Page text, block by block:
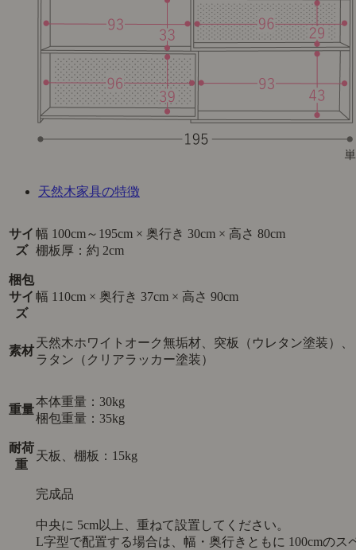
天然木家具の特徴
サイ
ズ
幅 100cm～195cm × 奥行き 30cm × 高さ 80cm
棚板厚：約 2cm
梱包
サイ
ズ
幅 110cm × 奥行き 37cm × 高さ 90cm
素材
天然木ホワイトオーク無垢材、突板（ウレタン塗装）、
ラタン（クリアラッカー塗装）
重量
本体重量：30kg
梱包重量：35kg
耐荷
重
天板、棚板：15kg
完成品
中央に 5cm以上、重ねて設置してください。
L字型で配置する場合は、幅・奥行きともに 100cmのス